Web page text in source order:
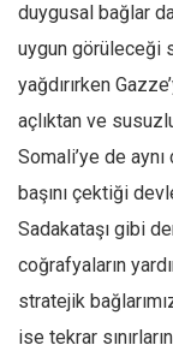
Dünya
Avrupa
Asya
Afrika
İslam
Tarih
Düşünce
duygusal bağlar
uygun görüleceği
yağdırırken
açlıktan ve
Somali’ye de aynı
başını çektiği
Sadakataşı gibi
coğrafyaların
stratejik
ise tekrar